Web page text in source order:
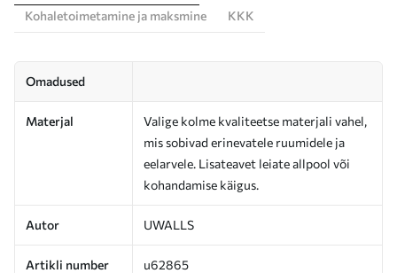
Kohaletoimetamine ja maksmine
KKK
Omadused
Materjal
Valige kolme kvaliteetse materjali vahel,
mis sobivad erinevatele ruumidele ja
eelarvele. Lisateavet leiate allpool või
kohandamise käigus.
Autor UWALLS
Artikli number u62865